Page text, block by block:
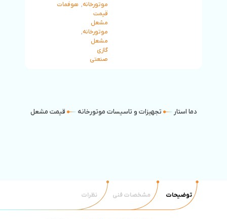
موتورخانه,
قیمت
مشعل
موتورخانه,
مشعل
گازی
صنعتی
هوفمات
دما استار تجهیزات و تاسیسات موتورخانه قیمت مشعل موتورخانه
توضیحات مشخصات فنی نظرات